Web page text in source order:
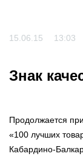
15.06.15 13:03
Знак
Продолжается
«100 лучших
Кабардино-